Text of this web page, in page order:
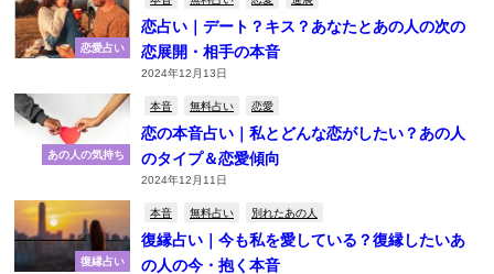
恋愛占い
恋占い｜デート？キス？あなたとあの人の次の
恋展開・相手の本音
2024年12月13日
あの人の気持ち
本音 無料占い 恋愛
恋の本音占い｜私とどんな恋がしたい？あの人
のタイプ＆恋愛傾向
2024年12月11日
復縁占い
本音 無料占い 別れたあの人
復縁占い｜今も私を愛している？復縁したいあ
の人の今・抱く本音